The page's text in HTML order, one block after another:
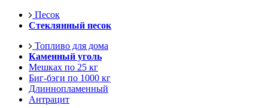
Песок
Стеклянный песок
Топливо для дома
Каменный уголь
Мешках по 25 кг
Биг-бэги по 1000 кг
Длиннопламенный
Антрацит